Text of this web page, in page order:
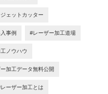
ェットカッター
事例 #レーザー加工道場
ノウハウ
加工データ無料公開
ーザー加工とは